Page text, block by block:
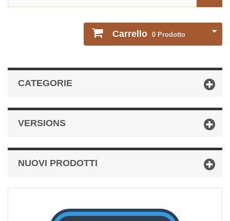
Carrello 0 Prodotto
CATEGORIE
VERSIONS
NUOVI PRODOTTI